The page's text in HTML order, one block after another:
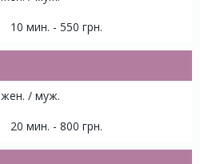
10 мин. - 550 грн.
жен. / муж.
20 мин. - 800 грн.